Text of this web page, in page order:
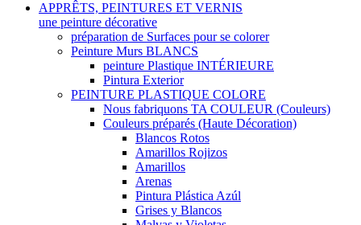
APPRÊTS, PEINTURES ET VERNIS
une peinture décorative
préparation de Surfaces pour se colorer
Peinture Murs BLANCS
peinture Plastique INTÉRIEURE
Pintura Exterior
PEINTURE PLASTIQUE COLORE
Nous fabriquons TA COULEUR (Couleurs)
Couleurs préparés (Haute Décoration)
Blancos Rotos
Amarillos Rojizos
Amarillos
Arenas
Pintura Plástica Azúl
Grises y Blancos